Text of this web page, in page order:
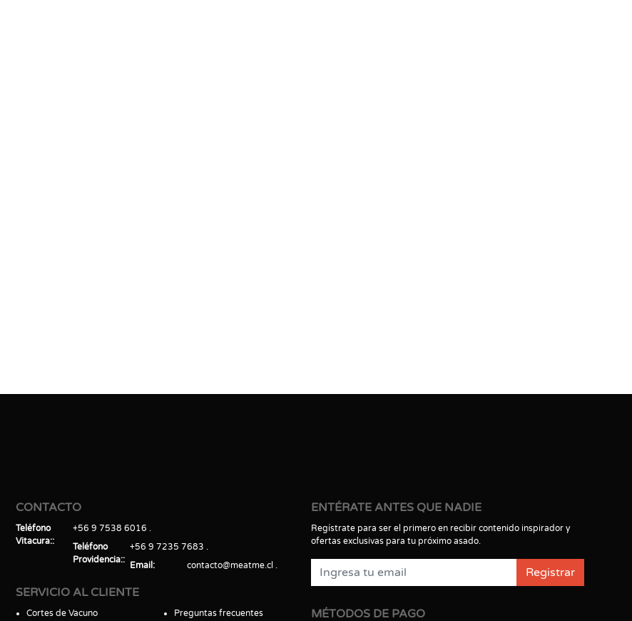
CONTACTO
Teléfono
Vitacura:
+56 9 7538 6016
Teléfono
Providencia:
+56 9 7235 7683
Email
contacto@meatme.cl
SERVICIO AL CLIENTE
Cortes de Vacuno Preguntas frecuentes
ENTÉRATE ANTES QUE NADIE
Regístrate para ser el primero en recibir contenido inspirador y
ofertas exclusivas para tu próximo asado.
Registrar
MÉTODOS DE PAGO